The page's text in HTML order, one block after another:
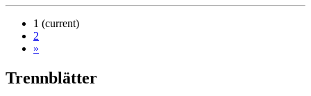
1 (current)
2
»
Trennblätter